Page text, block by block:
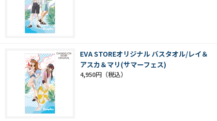
EVA STOREオリジナル バスタオル/レイ＆
アスカ＆マリ(サマーフェス)
4,950円